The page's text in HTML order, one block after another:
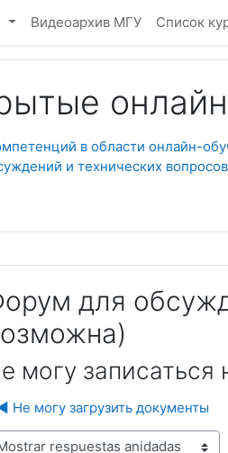
Видеоархив МГУ Список
в области онлайн-
и технических
для
могу записаться
Не могу загрузить документы